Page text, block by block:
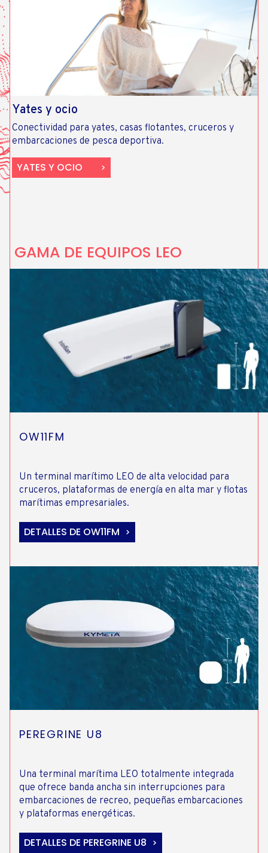
Yates y ocio
Conectividad para yates, casas flotantes, cruceros y
embarcaciones de pesca deportiva.​
YATES Y OCIO
GAMA DE EQUIPOS LEO
OW11FM
Un terminal marítimo LEO de alta velocidad para
cruceros, plataformas de energía en alta mar y flotas
marítimas empresariales.
DETALLES DE OW11FM
PEREGRINE U8
Una terminal marítima LEO totalmente integrada
que ofrece banda ancha sin interrupciones para
embarcaciones de recreo, pequeñas embarcaciones
y plataformas energéticas.
DETALLES DE PEREGRINE U8